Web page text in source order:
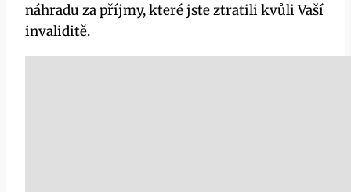
náhradu za příjmy, které jste ztratili kvůli Vaší
invaliditě.